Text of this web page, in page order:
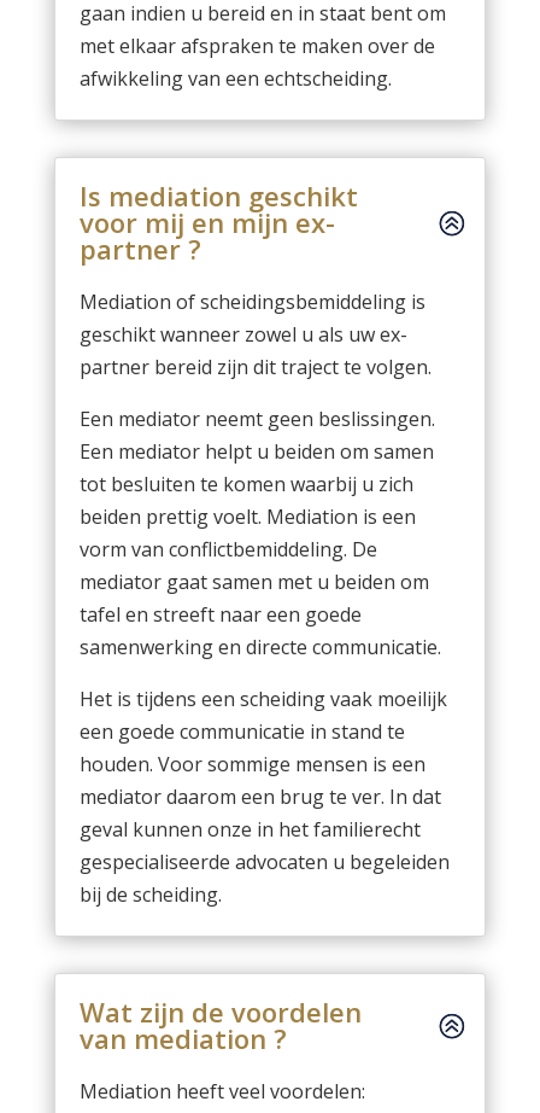
gaan indien u bereid en in staat bent om
met elkaar afspraken te maken over de
afwikkeling van een echtscheiding.
Is mediation geschikt
voor mij en mijn ex-
partner ?
Mediation of scheidingsbemiddeling is
geschikt wanneer zowel u als uw ex-
partner bereid zijn dit traject te volgen.
Een mediator neemt geen beslissingen.
Een mediator helpt u beiden om samen
tot besluiten te komen waarbij u zich
beiden prettig voelt. Mediation is een
vorm van conflictbemiddeling. De
mediator gaat samen met u beiden om
tafel en streeft naar een goede
samenwerking en directe communicatie.
Het is tijdens een scheiding vaak moeilijk
een goede communicatie in stand te
houden. Voor sommige mensen is een
mediator daarom een brug te ver. In dat
geval kunnen onze in het familierecht
gespecialiseerde advocaten u begeleiden
bij de scheiding.
Wat zijn de voordelen
van mediation ?
Mediation heeft veel voordelen: